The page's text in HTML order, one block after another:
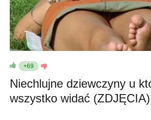
+69
Niechlujne dziewczyny u
wszystko widać (ZDJĘCIA)